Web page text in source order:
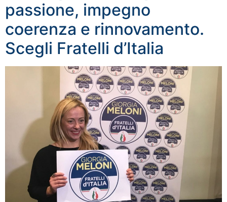
passione, impegno
coerenza e rinnovamento.
Scegli Fratelli d’Italia